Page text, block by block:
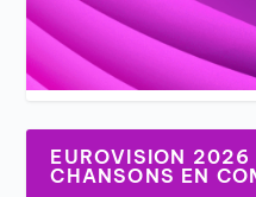
EUROVISION 2026
CHANSONS EN